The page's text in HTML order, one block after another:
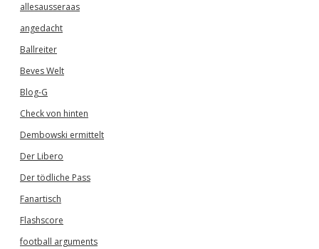
allesausseraas
angedacht
Ballreiter
Beves Welt
Blog-G
Check von hinten
Dembowski ermittelt
Der Libero
Der tödliche Pass
Fanartisch
Flashscore
football arguments